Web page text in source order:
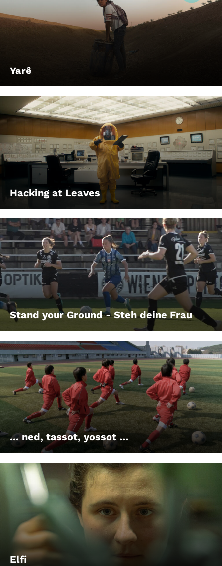
Yarê
Hacking at Leaves
Stand your Ground - Steh deine Frau
... ned, tassot, yossot …
Elfi